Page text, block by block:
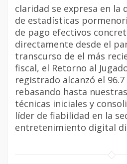
claridad se expresa en la
de estadísticas
de pago efectivos
directamente desde el
transcurso de el más
fiscal, el Retorno al
registrado alcanzó el
rebasando hasta
técnicas iniciales y
líder de fiabilidad en la
entretenimiento digital